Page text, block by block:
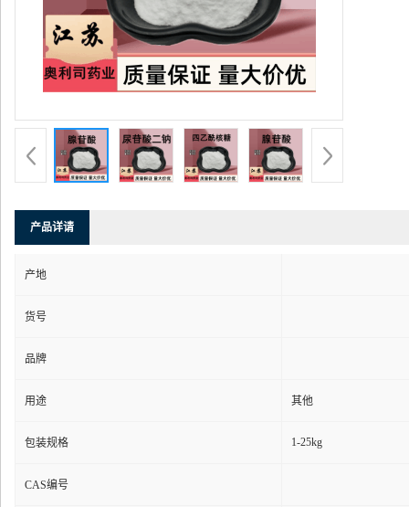
产品详请
产地
货号
品牌
用途 其他
包装规格 1-25kg
CAS编号